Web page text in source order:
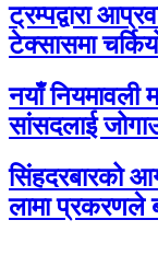
ट्रम्पद्वारा
टेक्सासमा
नयाँ नियमावली
सांसदलाई
सिंहदरबारको
लामा प्रकरणले